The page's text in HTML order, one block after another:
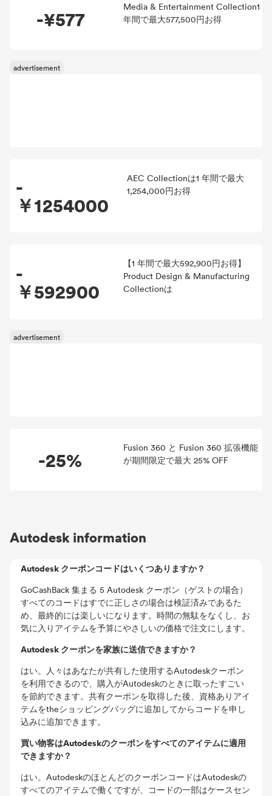
-¥577
Media & Entertainment Collection1
年間で最大577,500円お得
-
￥1254000
AEC Collectionは1 年間で最大
1,254,000円お得
-
￥592900
【1 年間で最大592,900円お得】
Product Design & Manufacturing
Collectionは
-25%
Fusion 360 と Fusion 360 拡張機能
が期間限定で最大 25% OFF
Autodesk information
Autodesk クーポンコードはいくつありますか？
GoCashBack 集まる 5 Autodesk クーポン（ゲストの場合）
すべてのコードはすでに正しさの場合は検証済みであるた
め、最終的には楽しいになります。時間の無駄をなくし、お
気に入りアイテムを予算にやさしいの価格で注文にします。
Autodesk クーポンを家族に送信できますか？
はい。人々はあなたが共有した使用するAutodeskクーポン
を利用できるので、購入がAutodeskのときに取ったすごい
を節約できます。共有クーポンを取得した後、資格ありアイ
テムをtheショッピングバッグに追加してからコードを申し
込みに追加できます。
買い物客はAutodeskのクーポンをすべてのアイテムに適用
できますか？
はい。AutodeskのほとんどのクーポンコードはAutodeskの
すべてのアイテムで働くですが、コードの一部はケースセン